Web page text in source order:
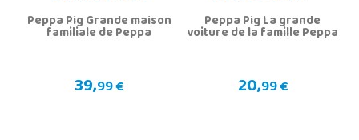
Peppa Pig Grande maison
familiale de Peppa
39,99 €
Peppa Pig La grande
voiture de la famille Peppa
20,99 €